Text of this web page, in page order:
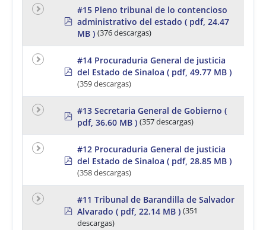
p
#15 Pleno tribunal de lo contencioso
administrativo del estado ( pdf, 24.47
MB ) (376 descargas)
p
#14 Procuraduria General de justicia
del Estado de Sinaloa ( pdf, 49.77 MB )
(359 descargas)
p
f
#13 Secretaria General de Gobierno (
pdf, 36.60 MB ) (357 descargas)
p
#12 Procuraduria General de justicia
del Estado de Sinaloa ( pdf, 28.85 MB )
(358 descargas)
p
#11 Tribunal de Barandilla de Salvador
Alvarado ( pdf, 22.14 MB ) (351
descargas)